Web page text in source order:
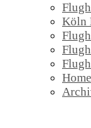
Köln